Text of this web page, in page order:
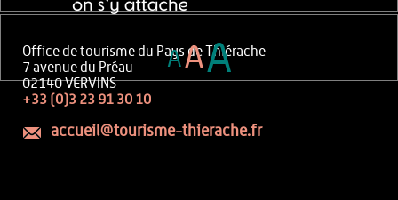
Office de tourisme du Pays de Thiérache
7 avenue du Préau
02140 VERVINS
+33 (0)3 23 91 30 10
accueil@tourisme-thierache.fr
AAA